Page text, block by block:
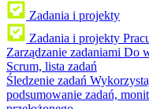
Zadania i projekty
Zadania i projekty
Zarządzanie zadaniami Do
Scrum, lista zadań
Śledzenie zadań
podsumowanie zadań,